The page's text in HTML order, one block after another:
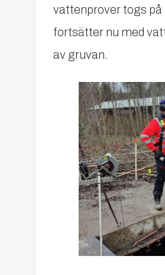
vattenprover togs
fortsätter nu med
av gruvan.